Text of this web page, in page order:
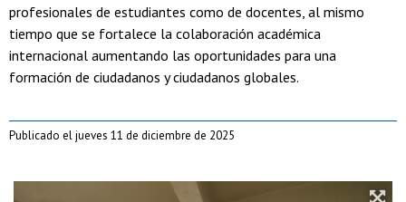
profesionales de estudiantes como de docentes, al mismo
tiempo que se fortalece la colaboración académica
internacional aumentando las oportunidades para una
formación de ciudadanos y ciudadanos globales.
Publicado el jueves 11 de diciembre de 2025